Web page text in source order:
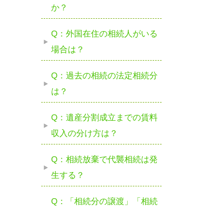
か？
Q：外国在住の相続人がいる
場合は？
Q：過去の相続の法定相続分
は？
Q：遺産分割成立までの賃料
収入の分け方は？
Q：相続放棄で代襲相続は発
生する？
Q：「相続分の譲渡」「相続